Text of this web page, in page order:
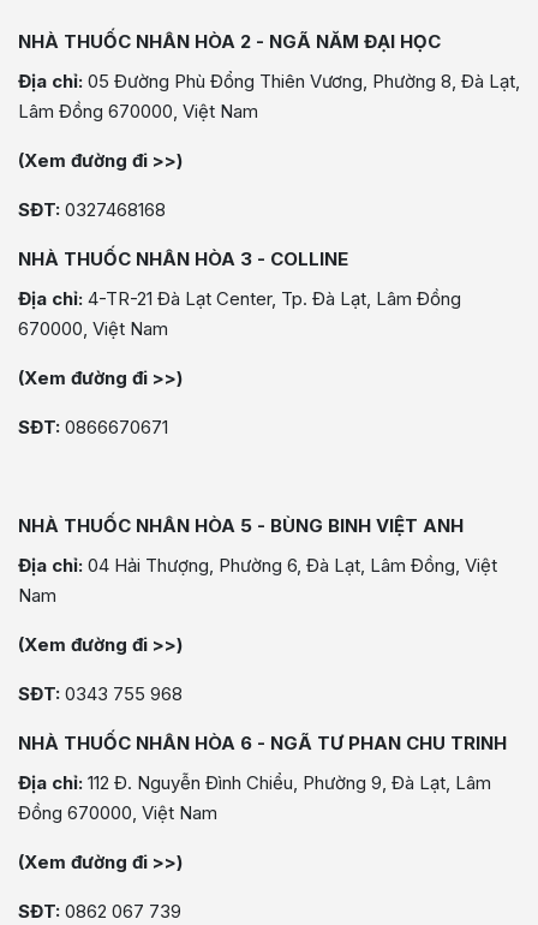
NHÀ THUỐC NHÂN HÒA 2 - NGÃ NĂM ĐẠI HỌC
Địa chỉ: 05 Đường Phù Đổng Thiên Vương, Phường 8, Đà Lạt,
Lâm Đồng 670000, Việt Nam
(Xem đường đi >>)
SĐT: 0327468168
NHÀ THUỐC NHÂN HÒA 3 - COLLINE
Địa chỉ: 4-TR-21 Đà Lạt Center, Tp. Đà Lạt, Lâm Đồng
670000, Việt Nam
(Xem đường đi >>)
SĐT: 0866670671
NHÀ THUỐC NHÂN HÒA 5 - BÙNG BINH VIỆT ANH
Địa chỉ: 04 Hải Thượng, Phường 6, Đà Lạt, Lâm Đồng, Việt
Nam
(Xem đường đi >>)
SĐT: 0343 755 968
NHÀ THUỐC NHÂN HÒA 6 - NGÃ TƯ PHAN CHU TRINH
Địa chỉ: 112 Đ. Nguyễn Đình Chiểu, Phường 9, Đà Lạt, Lâm
Đồng 670000, Việt Nam
(Xem đường đi >>)
SĐT: 0862 067 739